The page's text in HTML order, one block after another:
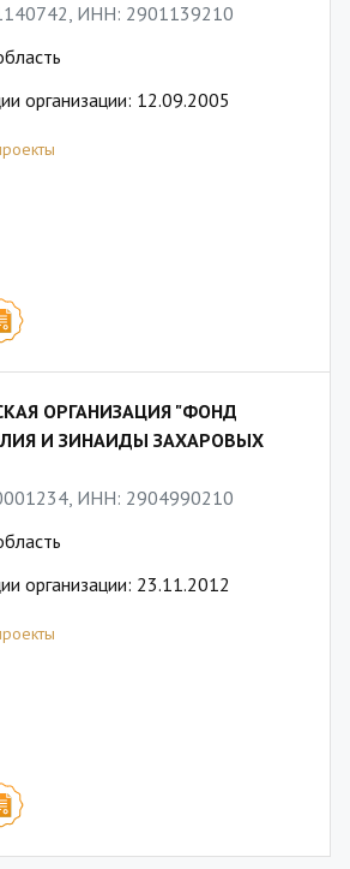
ИНН: 2901139210
организации: 12.09.2005
ОРГАНИЗАЦИЯ "ФОНД
И ЗИНАИДЫ ЗАХАРОВЫХ
ИНН: 2904990210
организации: 23.11.2012